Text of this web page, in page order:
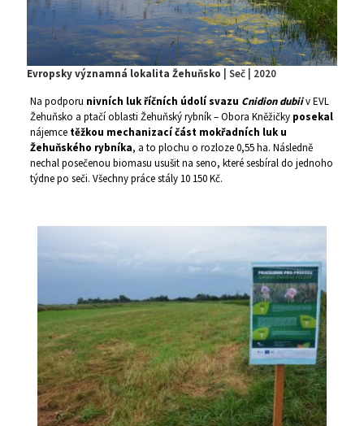
Evropsky významná lokalita Žehuňsko | Seč | 2020
Na podporu nivních luk říčních údolí svazu Cnidion dubiiv EVL
Žehuňsko a ptačí oblasti Žehuňský rybník – Obora Kněžičky posekal
nájemcetěžkou mechanizací část mokřadních luk u
Žehuňského rybníka, a to plochu o rozloze 0,55 ha. Následně
nechal posečenou biomasu usušit na seno, které sesbíral do jednoho
týdne po seči. Všechny práce stály 10 150 Kč.